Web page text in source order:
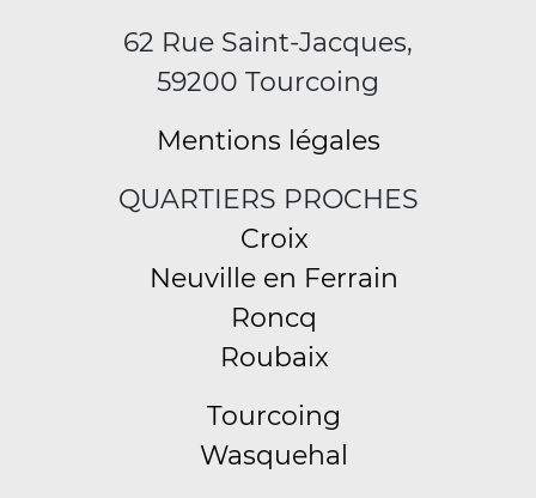
62 Rue Saint-Jacques,
59200 Tourcoing
Mentions légales
QUARTIERS PROCHES
Croix
Neuville en Ferrain
Roncq
Roubaix
Tourcoing
Wasquehal